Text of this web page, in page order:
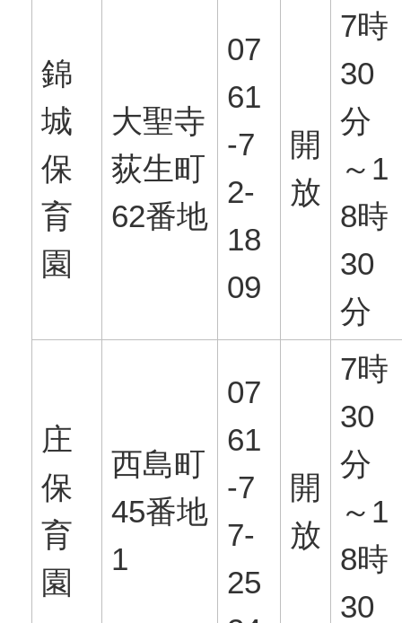
錦
城
保
育
園
大聖寺
荻生町
62番地
07
61
-7
2-
18
09
開
放
7時
30
分
～1
8時
30
分
庄
保
育
園
西島町
45番地
1
07
61
-7
7-
25
開
放
7時
30
分
～1
8時
30